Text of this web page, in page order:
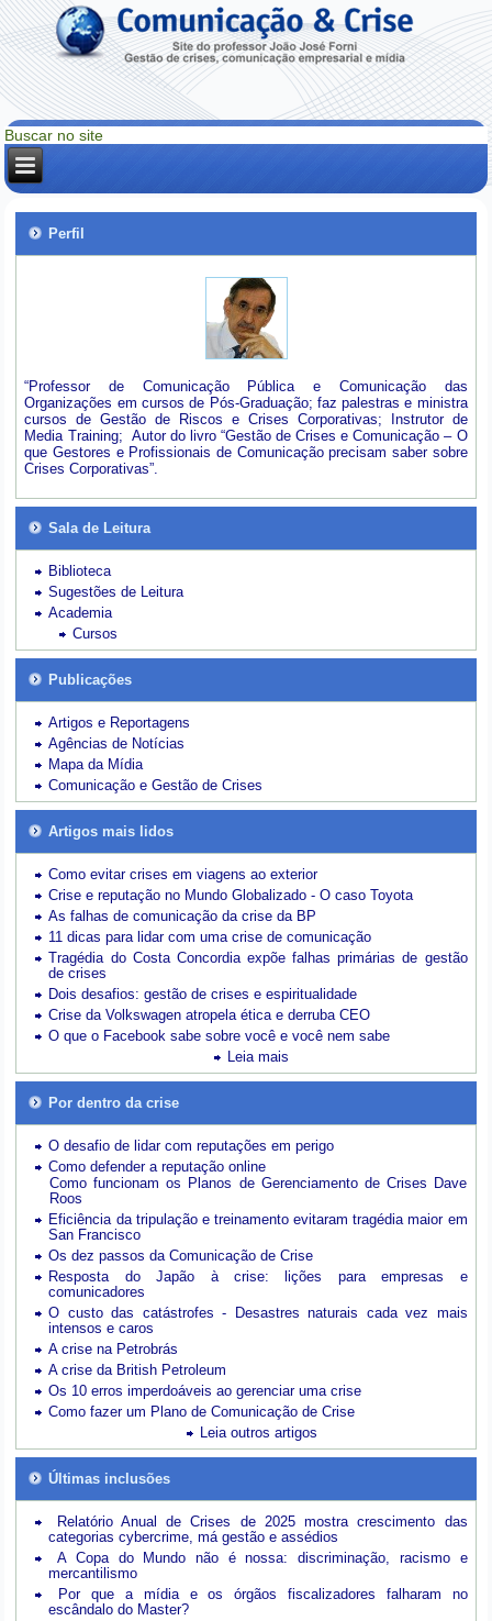
Perfil
“Professor de Comunicação Pública e Comunicação das
Organizações em cursos de Pós-Graduação; faz palestras e ministra
cursos de Gestão de Riscos e Crises Corporativas; Instrutor de
Media Training; Autor do livro “Gestão de Crises e Comunicação – O
que Gestores e Profissionais de Comunicação precisam saber sobre
Crises Corporativas”.
Sala de Leitura
Biblioteca
Sugestões de Leitura
Academia
Cursos
Publicações
Artigos e Reportagens
Agências de Notícias
Mapa da Mídia
Comunicação e Gestão de Crises
Artigos mais lidos
Como evitar crises em viagens ao exterior
Crise e reputação no Mundo Globalizado - O caso Toyota
As falhas de comunicação da crise da BP
11 dicas para lidar com uma crise de comunicação
Tragédia do Costa Concordia expõe falhas primárias de gestão
de crises
Dois desafios: gestão de crises e espiritualidade
Crise da Volkswagen atropela ética e derruba CEO
O que o Facebook sabe sobre você e você nem sabe
Leia mais
Por dentro da crise
O desafio de lidar com reputações em perigo
Como defender a reputação online
Como funcionam os Planos de Gerenciamento de Crises Dave
Roos
Eficiência da tripulação e treinamento evitaram tragédia maior em
San Francisco
Os dez passos da Comunicação de Crise
Resposta do Japão à crise: lições para empresas e
comunicadores
O custo das catástrofes -
Desastres naturais cada vez mais
intensos e caros
A crise na Petrobrás
A crise da British Petroleum
Os 10 erros imperdoáveis ao gerenciar uma crise
Como fazer um Plano de Comunicação de Crise
Leia outros artigos
Últimas inclusões
Relatório Anual de Crises de 2025 mostra crescimento das
categorias cybercrime, má gestão e assédios
A Copa do Mundo não é nossa: discriminação, racismo e
mercantilismo
Por que a mídia e os órgãos fiscalizadores falharam no
escândalo do Master?